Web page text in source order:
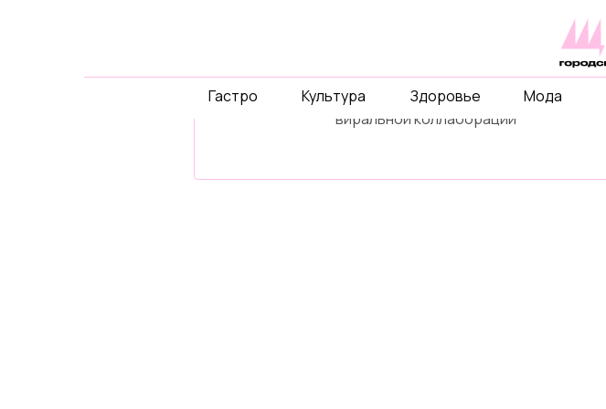
Мода
Здоровье
Культура
Гастро
Давайте объединимся ради
виральной коллаборации
проекты